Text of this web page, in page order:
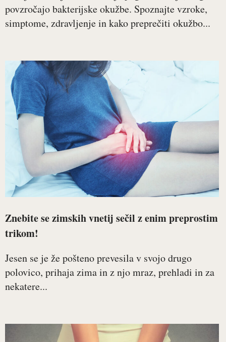
povzročajo bakterijske okužbe. Spoznajte vzroke,
simptome, zdravljenje in kako preprečiti okužbo...
Znebite se zimskih vnetij sečil z enim preprostim
trikom!
Jesen se je že pošteno prevesila v svojo drugo
polovico, prihaja zima in z njo mraz, prehladi in za
nekatere...